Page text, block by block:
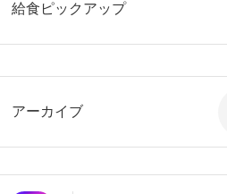
給食ピックアップ
アーカイブ